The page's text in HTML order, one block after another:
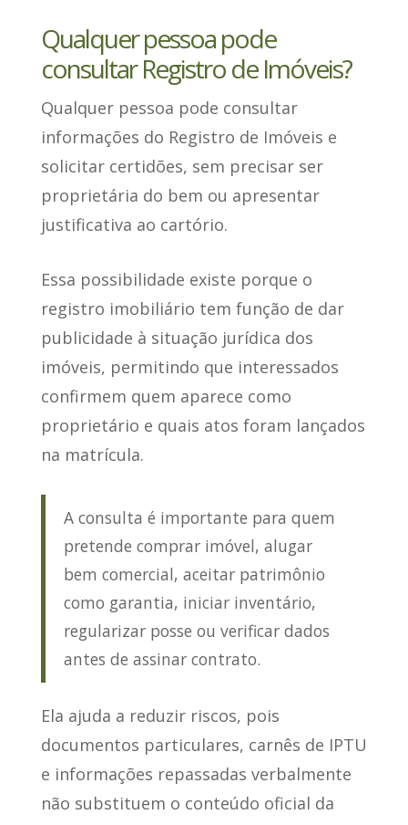
Qualquer pessoa pode
consultar Registro de Imóveis?
Qualquer pessoa pode consultar
informações do Registro de Imóveis e
solicitar certidões, sem precisar ser
proprietária do bem ou apresentar
justificativa ao cartório.
Essa possibilidade existe porque o
registro imobiliário tem função de dar
publicidade à situação jurídica dos
imóveis, permitindo que interessados
confirmem quem aparece como
proprietário e quais atos foram lançados
na matrícula.
A consulta é importante para quem
pretende comprar imóvel, alugar
bem comercial, aceitar patrimônio
como garantia, iniciar inventário,
regularizar posse ou verificar dados
antes de assinar contrato.
Ela ajuda a reduzir riscos, pois
documentos particulares, carnês de IPTU
e informações repassadas verbalmente
não substituem o conteúdo oficial da